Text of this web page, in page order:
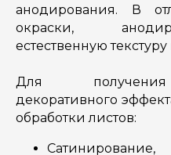
анодирования. В
окраски,
естественную текстуру
Для получения
декоративного
обработки листов:
Сатинирование,